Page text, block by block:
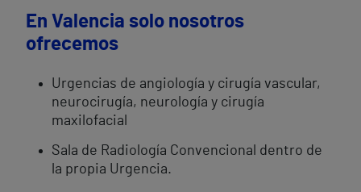
En Valencia solo nosotros
ofrecemos
Urgencias de angiología y cirugía vascular,
neurocirugía, neurología y cirugía
maxilofacial
Sala de Radiología Convencional dentro de
la propia Urgencia.